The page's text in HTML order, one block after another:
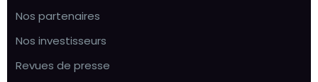
Nos partenaires
Nos investisseurs
Revues de presse